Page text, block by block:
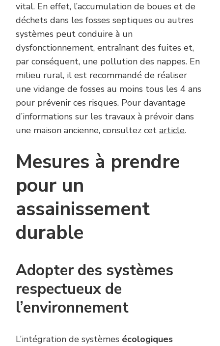
vital. En effet, l’accumulation de boues et de
déchets dans les fosses septiques ou autres
systèmes peut conduire à un
dysfonctionnement, entraînant des fuites et,
par conséquent, une pollution des nappes. En
milieu rural, il est recommandé de réaliser
une vidange de fosses au moins tous les 4 ans
pour prévenir ces risques. Pour davantage
d’informations sur les travaux à prévoir dans
une maison ancienne, consultez cet article.
Mesures à prendre
pour un
assainissement
durable
Adopter des systèmes
respectueux de
l’environnement
L’intégration de systèmes écologiques